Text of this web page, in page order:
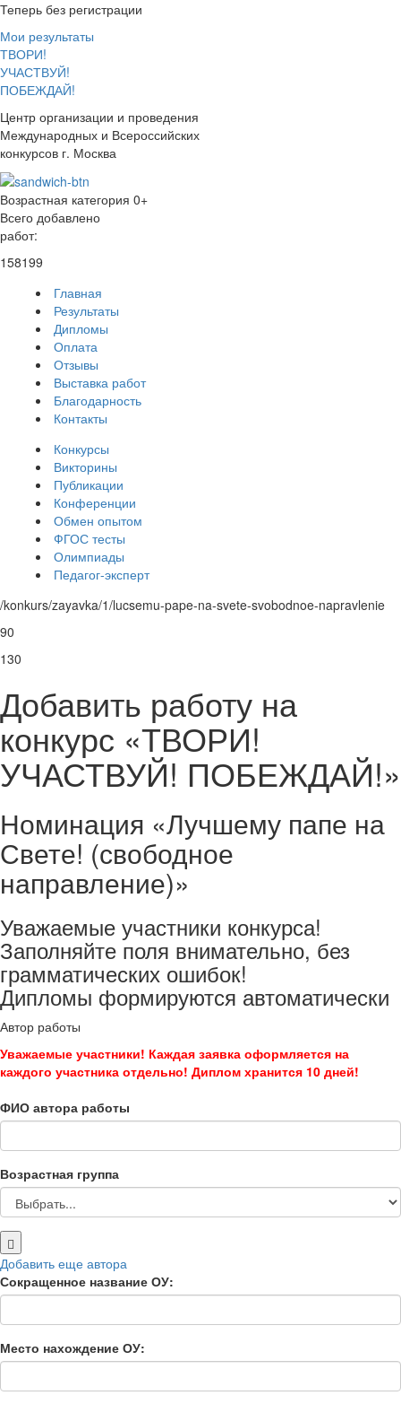
Теперь без регистрации
Мои результаты
ТВОРИ!
УЧАСТВУЙ!
ПОБЕЖДАЙ!
Центр организации и проведения
Международных и Всероссийских
конкурсов г. Москва
Возрастная категория 0+
Всего добавлено
работ:
158199
Главная
Результаты
Дипломы
Оплата
Отзывы
Выставка работ
Благодарность
Контакты
Конкурсы
Викторины
Публикации
Конференции
Обмен опытом
ФГОС тесты
Олимпиады
Педагог-эксперт
/konkurs/zayavka/1/lucsemu-pape-na-svete-svobodnoe-napravlenie
90
130
Добавить работу на
конкурс «ТВОРИ!
УЧАСТВУЙ! ПОБЕЖДАЙ!»
Номинация «Лучшему папе на
Свете! (свободное
направление)»
Уважаемые участники конкурса!
Заполняйте поля внимательно, без
грамматических ошибок!
Дипломы формируются автоматически
Автор работы
Уважаемые участники! Каждая заявка оформляется на
каждого участника отдельно! Диплом хранится 10 дней!
ФИО автора работы
Возрастная группа
Добавить еще автора
Сокращенное название ОУ:
Место нахождение ОУ: